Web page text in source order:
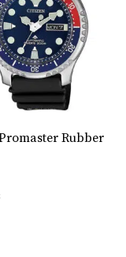
Rubber